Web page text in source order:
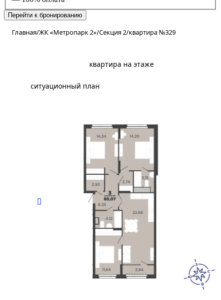
Перейти к бронированию
Главная/ЖК «Метропарк 2»/Секция 2/квартира №329
квартира на этаже
ситуационный план